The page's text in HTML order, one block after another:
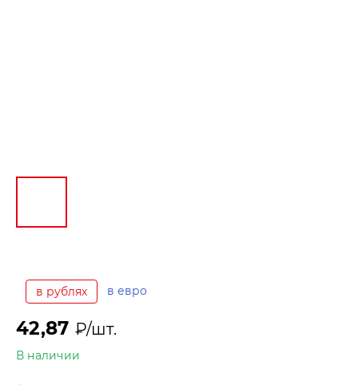
в рублях в евро
42,87 ₽/шт.
В наличии